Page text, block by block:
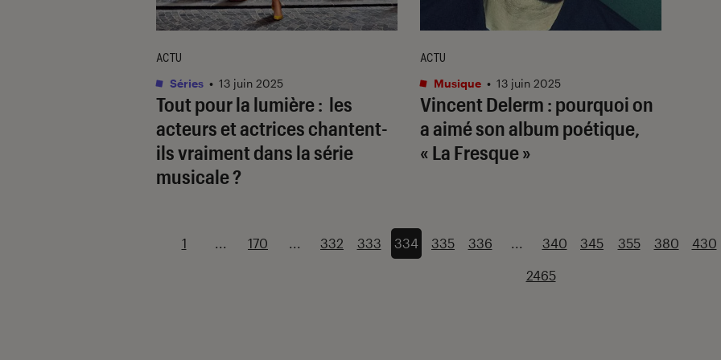
Tout pour la lumière: les
acteurs et actrices chantent-
ils vraiment dans la série
musicale ?
ACTU
Séries • 13 juin 2025
Vincent Delerm : pourquoi on
a aimé son album poétique,
« La Fresque »
ACTU
Musique • 13 juin 2025
1 ... 170 ... 332 333 334 335 336 ... 340 345 355 380 430
2465